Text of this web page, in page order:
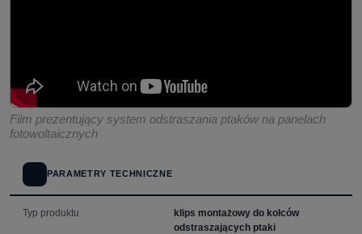
Film prezentujący system odstraszania ptaków na panelach
fotowoltaicznych
PARAMETRY TECHNICZNE
Typ produktu
klips montażowy do kolców
odstraszających ptaki